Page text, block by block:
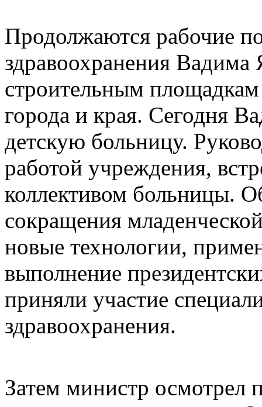
Продолжаются рабочие
здравоохранения
строительным площадкам
города и края. Сегодня
детскую больницу.
работой учреждения,
коллективом больницы.
сокращения
новые технологии,
выполнение
приняли участие
здравоохранения.
Затем министр осмотрел